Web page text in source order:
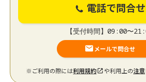
電話で問合せ
【受付時間】09:00〜
メールで問合せ
※ご利用の際には利用規約 や利用上の注意